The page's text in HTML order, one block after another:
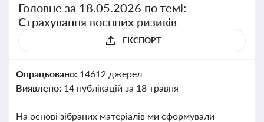
Головне за 18.05.2026 по темі:
Страхування воєнних ризиків
ЕКСПОРТ
Опрацьовано: 14612 джерел
Виявлено: 14 публікацій за 18 травня
На основі зібраних матеріалів ми сформували